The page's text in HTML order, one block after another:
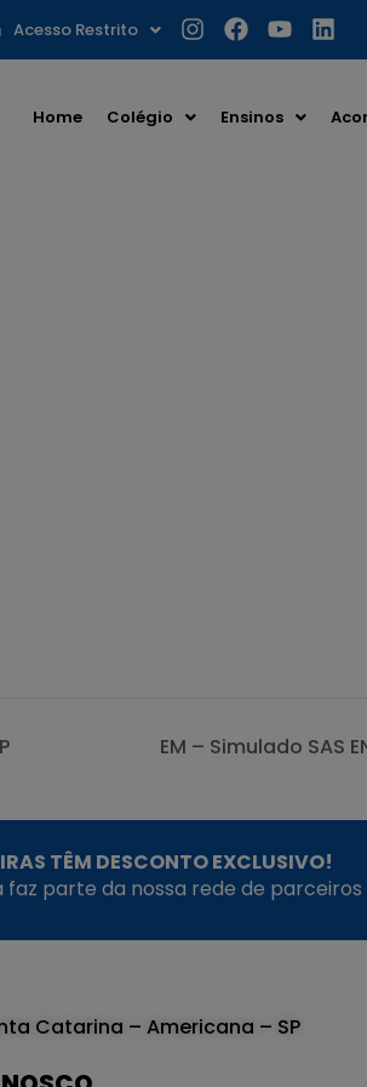
Acesso Restrito
Home Colégio Ensinos
EM – Simulado SAS
TÊM DESCONTO EXCLUSIVO!
faz parte da nossa rede de
Catarina – Americana – SP